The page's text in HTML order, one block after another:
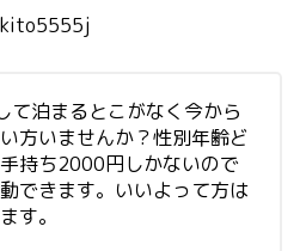
泊まるとこがなく今から
方いませんか？性別年齢ど
持ち2000円しかないので
できます。いいよって方は
す。